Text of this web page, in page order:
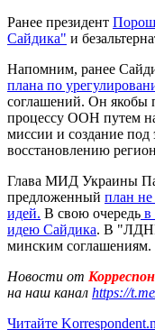
Ранее президент
Сайдика" и
Напомним, ранее
плана по
соглашений. Он якобы
процессу ООН путем
миссии и создание
восстановлению
Глава МИД Украины
предложенный план
идей. В свою очередь в
идею Сайдика. В
минским соглашениям.
Новости от
на наш канал https://
Читайте